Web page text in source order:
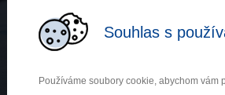
Souhlas s
Používáme soubory cookie, abychom